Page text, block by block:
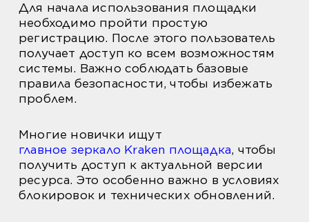
Для начала использования площадки
необходимо пройти простую
регистрацию. После этого пользователь
получает доступ ко всем возможностям
системы. Важно соблюдать базовые
правила безопасности, чтобы избежать
проблем.
Многие новички ищут
главное зеркало Kraken площадка, чтобы
получить доступ к актуальной версии
ресурса. Это особенно важно в условиях
блокировок и технических обновлений.